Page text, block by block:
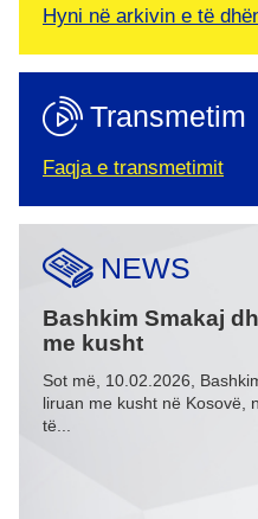
Hyni në arkivin e të
Transmetim
Faqja e transmetimit
NEWS
Bashkim Smakaj
me kusht
Sot më, 10.02.2026,
liruan me kusht në Kosovë,
të...